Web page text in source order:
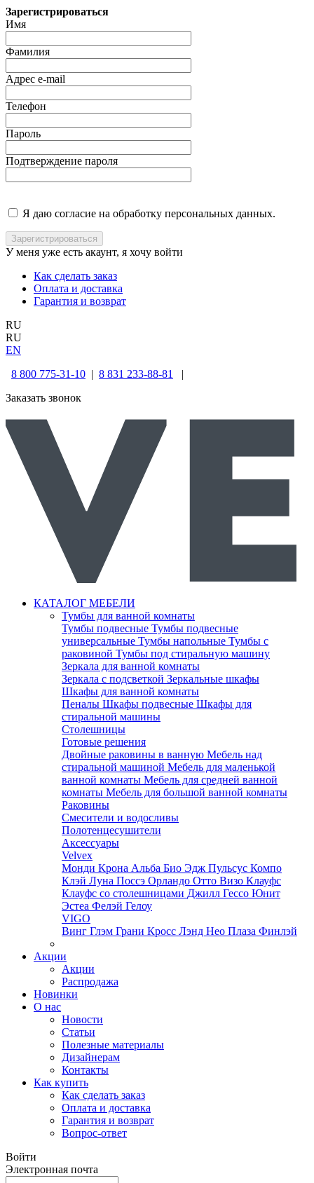
Зарегистрироваться
Имя
Фамилия
Адрес e-mail
Телефон
Пароль
Подтверждение пароля
Я даю согласие на обработку персональных данных.
У меня уже есть акаунт, я хочу войти
Как сделать заказ
Оплата и доставка
Гарантия и возврат
RU
RU
EN
8 800 775-31-10 | 8 831 233-88-81
|
Заказать звонок
КАТАЛОГ МЕБЕЛИ
Тумбы для ванной комнаты
Тумбы подвесные Тумбы подвесные
универсальные Тумбы напольные Тумбы с
раковиной Тумбы под стиральную машину
Зеркала для ванной комнаты
Зеркала с подсветкой Зеркальные шкафы
Шкафы для ванной комнаты
Пеналы Шкафы подвесные Шкафы для
стиральной машины
Столешницы
Готовые решения
Двойные раковины в ванную Мебель над
стиральной машиной Мебель для маленькой
ванной комнаты Мебель для средней ванной
комнаты Мебель для большой ванной комнаты
Раковины
Смесители и водосливы
Полотенцесушители
Аксессуары
Velvex
Монди Крона Альба Био Эдж Пульсус Компо
Клэй Луна Поссэ Орландо Отто Визо Клауфс
Клауфс со столешницами Джилл Гессо Юнит
Эстеа Фелэй Гелоу
VIGO
Винг Глэм Грани Кросс Лэнд Нео Плаза Финлэй
Акции
Акции
Распродажа
Новинки
О нас
Новости
Статьи
Полезные материалы
Дизайнерам
Контакты
Как купить
Как сделать заказ
Оплата и доставка
Гарантия и возврат
Вопрос-ответ
Войти
Электронная почта